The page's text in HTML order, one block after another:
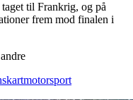
til Frankrig, og på
frem mod finalen i
kartmotorsport